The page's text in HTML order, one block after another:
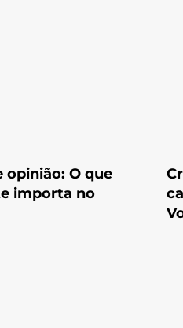
opinião: O que
importa no